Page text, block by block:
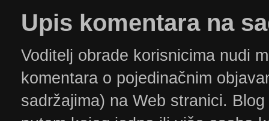
​Upis komentara na
Voditelj obrade korisnicima nudi
komentara o pojedinačnim
sadržajima) na Web stranici.